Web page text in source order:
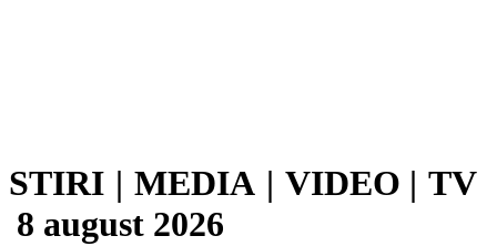
STIRI | MEDIA | VIDEO | TV
8 august 2026